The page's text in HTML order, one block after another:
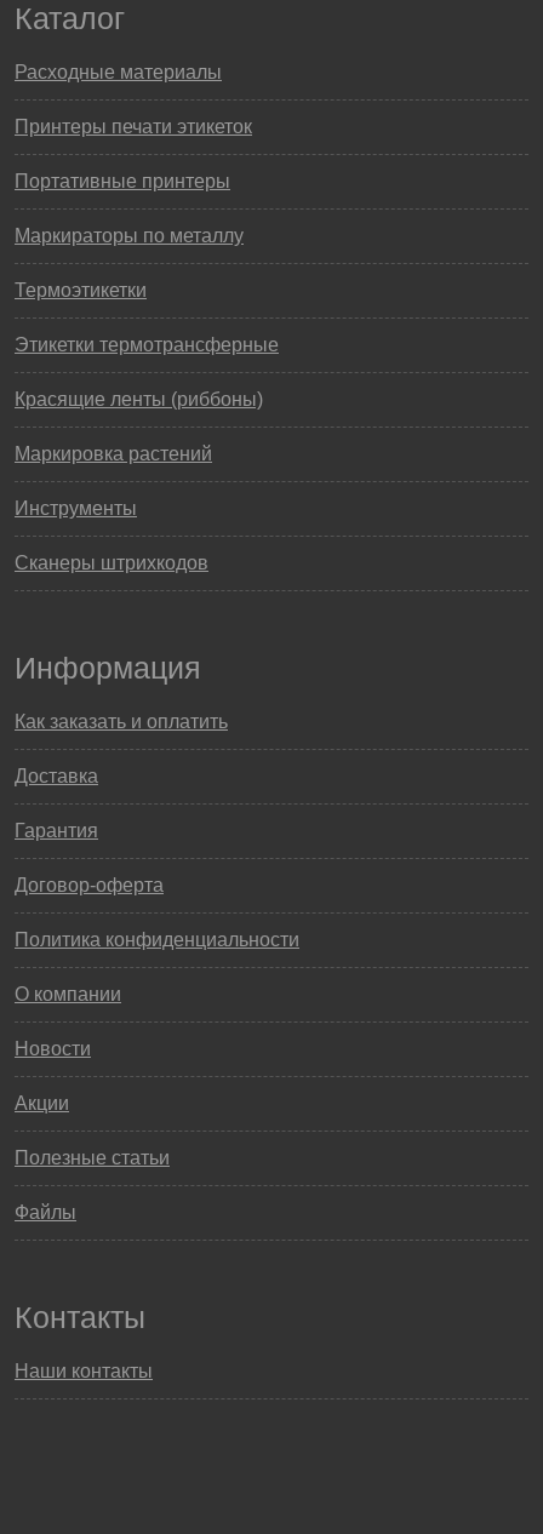
Каталог
Расходные материалы
Принтеры печати этикеток
Портативные принтеры
Маркираторы по металлу
Термоэтикетки
Этикетки термотрансферные
Красящие ленты (риббоны)
Маркировка растений
Инструменты
Сканеры штрихкодов
Информация
Как заказать и оплатить
Доставка
Гарантия
Договор-оферта
Политика конфиденциальности
О компании
Новости
Акции
Полезные статьи
Файлы
Контакты
Наши контакты